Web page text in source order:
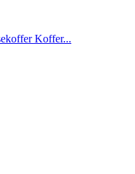
Koffer...